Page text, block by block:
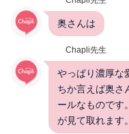
奥さんは
Chapli先生
やっぱり濃厚な
ちか言えば奥さ
ールなものです
が見て取れます。